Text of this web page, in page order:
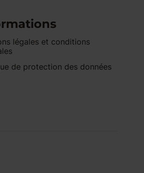
légales et conditions
de protection des données